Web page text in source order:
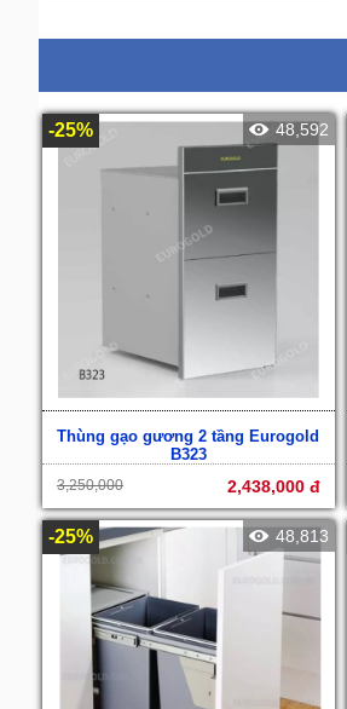
-25% 48,592
Thùng gạo gương 2 tầng Eurogold
B323
3,250,000 2,438,000 đ
-25% 48,813